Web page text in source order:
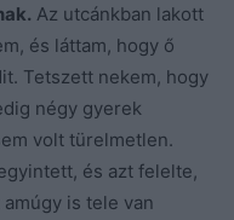
Az utcánkban lakott
és láttam, hogy ő
Tetszett nekem, hogy
négy gyerek
volt türelmetlen.
és azt felelte,
is tele van